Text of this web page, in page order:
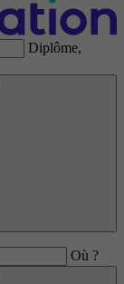
Diplôme,
Où ?